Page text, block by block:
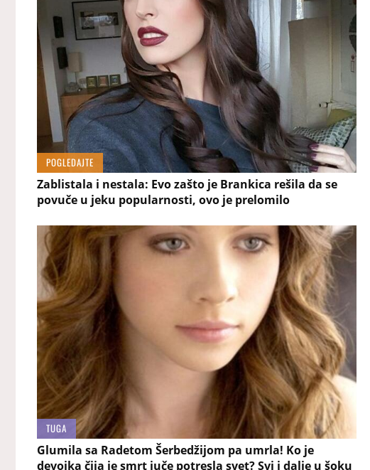
POGLEDAJTE
Zablistala i nestala: Evo zašto je Brankica rešila da se
povuče u jeku popularnosti, ovo je prelomilo
TUGA
Glumila sa Radetom Šerbedžijom pa umrla! Ko je
devojka čija je smrt juče potresla svet? Svi i dalje u šoku